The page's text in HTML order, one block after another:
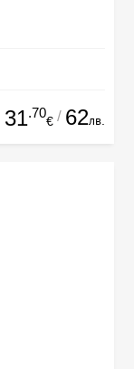
31.70
€ / 62лв.